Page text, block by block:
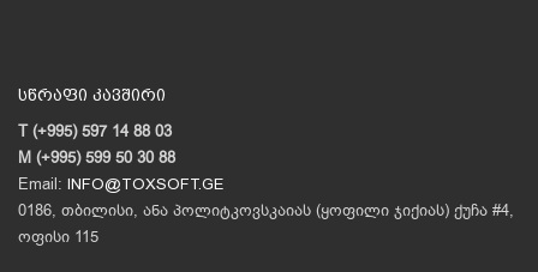
სწრაფი კავშირი
T (+995) 597 14 88 03
M (+995) 599 50 30 88
Email: INFO@TOXSOFT.GE
0186, თბილისი, ანა პოლიტკოვსკაიას (ყოფილი ჯიქიას) ქუჩა #4,
ოფისი 115